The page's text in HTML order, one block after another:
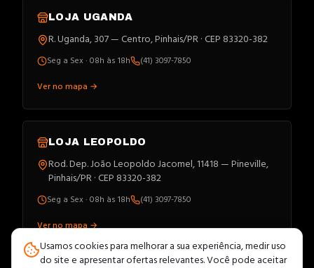
LOJA UGANDA
R. Uganda, 307 — Centro, Pinhais/PR · CEP 83320-382
Seg a Sex · 08h às 18h
(41) 3097-7850
Ver no mapa →
LOJA LEOPOLDO
Rod. Dep. João Leopoldo Jacomel, 11418 — Pineville,
Pinhais/PR · CEP 83320-382
Seg a Sex · 08h às 18h
(41) 3097-7850
Ver no mapa →
Usamos cookies para melhorar a sua experiência, medir uso
do site e apresentar ofertas relevantes. Você pode aceitar